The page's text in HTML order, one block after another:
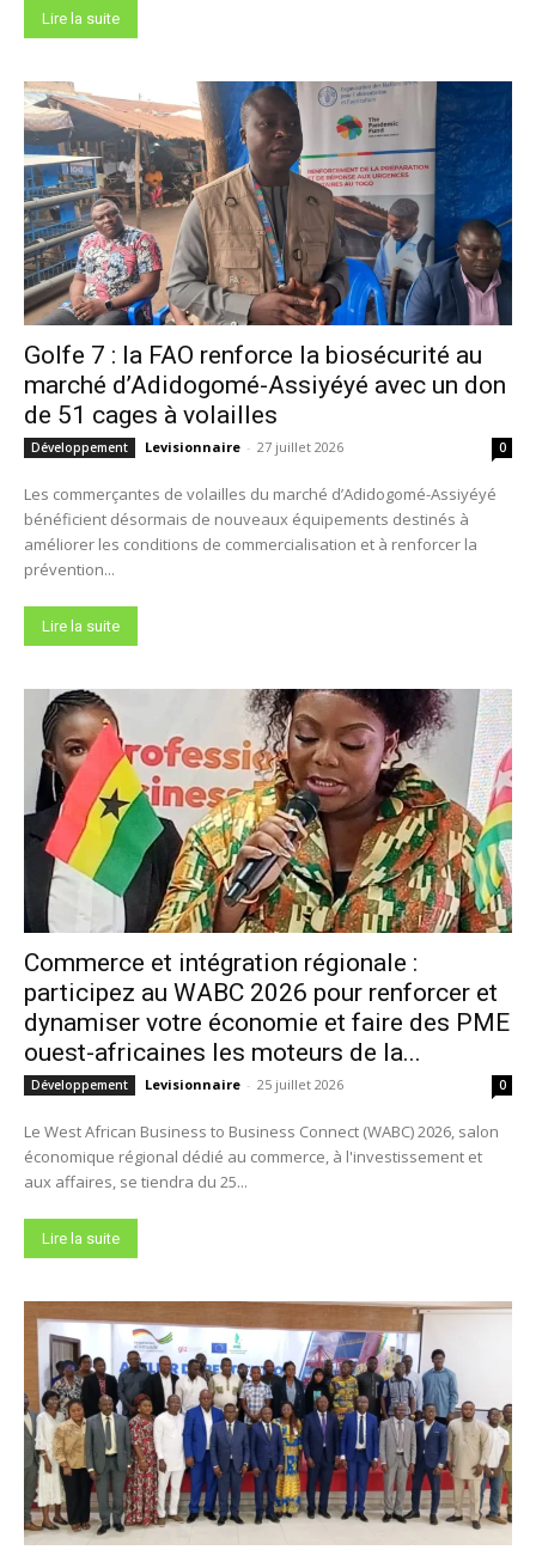
Lire la suite
Golfe 7 : la FAO renforce la biosécurité au
marché d’Adidogomé-Assiyéyé avec un don
de 51 cages à volailles
Développement Levisionnaire - 27 juillet 2026 0
Les commerçantes de volailles du marché d’Adidogomé-Assiyéyé
bénéficient désormais de nouveaux équipements destinés à
améliorer les conditions de commercialisation et à renforcer la
prévention...
Lire la suite
Commerce et intégration régionale :
participez au WABC 2026 pour renforcer et
dynamiser votre économie et faire des PME
ouest-africaines les moteurs de la...
Développement Levisionnaire - 25 juillet 2026 0
Le West African Business to Business Connect (WABC) 2026, salon
économique régional dédié au commerce, à l'investissement et
aux affaires, se tiendra du 25...
Lire la suite